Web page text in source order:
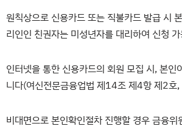
원칙상으로 신용카드 또는 직불카드 발급 시
리인인 친권자는 미성년자를 대리하여 신청
인터넷을 통한 신용카드의 회원 모집 시, 본
니다(여신전문금융업법 제14조 제4항 제2
비대면으로 본인확인절차 진행할 경우 금융